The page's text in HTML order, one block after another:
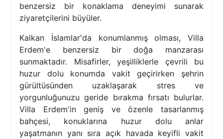
benzersiz bir konaklama deneyimi sunarak
ziyaretçilerini büyüler.
Kalkan İslamlar'da konumlanmış olması, Villa
Erdem'e benzersiz bir doğa manzarası
sunmaktadır. Misafirler, yeşilliklerle çevrili bu
huzur dolu konumda vakit geçirirken şehrin
gürültüsünden uzaklaşarak stres ve
yorgunluğunuzu geride bırakma fırsatı bulurlar.
Villa Erdem'in geniş ve özenle tasarlanmış
bahçesi, konuklarına huzur dolu anlar
yaşatmanın yanı sıra açık havada keyifli vakit